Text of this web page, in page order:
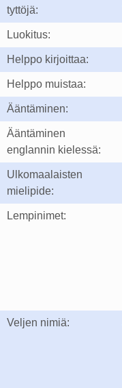
tyttöjä:
Luokitus:
Helppo kirjoittaa:
Helppo muistaa:
Ääntäminen:
Ääntäminen
englannin kielessä:
Ulkomaalaisten
mielipide:
Lempinimet:
Veljen nimiä: